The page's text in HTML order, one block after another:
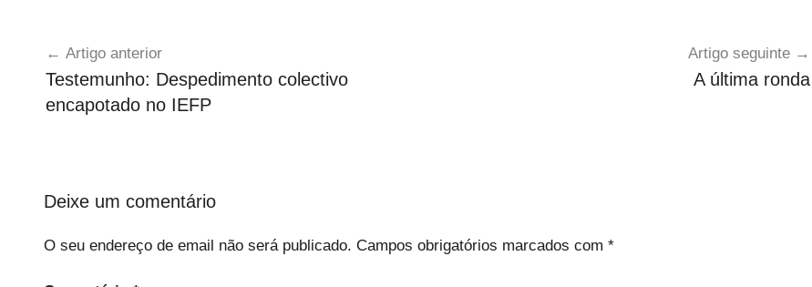
e
r
i
n
artigos
Artigo anterior
Testemunho: Despedimento colectivo
encapotado no IEFP
Artigo seguinte
A última ronda
Deixe um comentário
O seu endereço de email não será publicado. Campos obrigatórios marcados com *